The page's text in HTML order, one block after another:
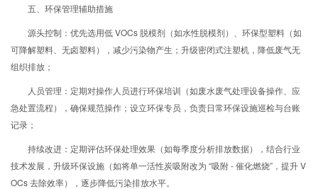
五、环保管理辅助措施
源头控制：优先选用低 VOCs 脱模剂（如水性脱模剂）、环保型塑料（如
可降解塑料、无卤塑料），减少污染物产生；升级密闭式注塑机，降低废气无
组织排放；
人员管理：定期对操作人员进行环保培训（如废水废气处理设备操作、应
急处置流程），确保规范操作；设立环保专员，负责日常环保设施巡检与台账
记录；
持续改进：定期评估环保处理效果（如每季度分析排放数据），结合行业
技术发展，升级环保设施（如将单一活性炭吸附改为 “吸附 - 催化燃烧”，提升 V
OCs 去除效率），逐步降低污染排放水平。